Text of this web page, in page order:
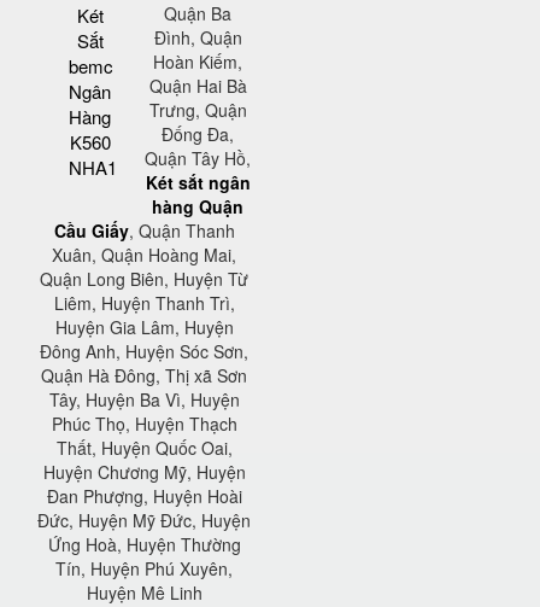
Két
Sắt
bemc
Ngân
Hàng
K560
NHA1
Quận Ba
Đình, Quận
Hoàn Kiếm,
Quận Hai Bà
Trưng, Quận
Đống Đa,
Quận Tây Hồ,
Két sắt ngân
hàng Quận
Cầu Giấy, Quận Thanh
Xuân, Quận Hoàng Mai,
Quận Long Biên, Huyện Từ
Liêm, Huyện Thanh Trì,
Huyện Gia Lâm, Huyện
Đông Anh, Huyện Sóc Sơn,
Quận Hà Đông, Thị xã Sơn
Tây, Huyện Ba Vì, Huyện
Phúc Thọ, Huyện Thạch
Thất, Huyện Quốc Oai,
Huyện Chương Mỹ, Huyện
Đan Phượng, Huyện Hoài
Đức, Huyện Mỹ Đức, Huyện
Ứng Hoà, Huyện Thường
Tín, Huyện Phú Xuyên,
Huyện Mê Linh